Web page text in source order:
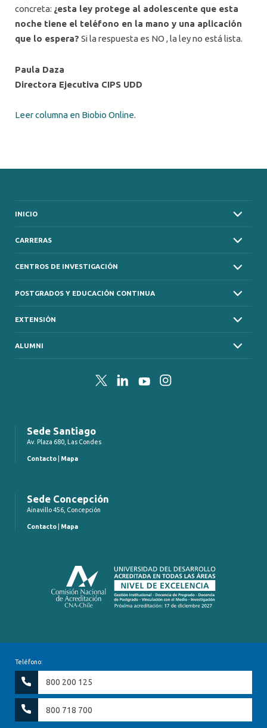
concreta: ¿esta ley protege al adolescente que esta
noche tiene el teléfono en la mano y una aplicación
que lo espera? Si la respuesta es NO , la ley no está lista.
Paula Daza
Directora Ejecutiva CIPS UDD
Leer columna en Biobio Online.
INICIO
CARRERAS
CENTROS DE INVESTIGACIÓN
POSTGRADOS Y EDUCACIÓN CONTINUA
EXTENSIÓN
ALUMNI
TwitterLinkedInYouTubeInstagram
Sede Santiago
Av. Plaza 680, Las Condes
Contacto Mapa
Sede Concepción
Ainavillo 456, Concepción
Contacto Mapa
Teléfono:
800 200 125
800 718 700